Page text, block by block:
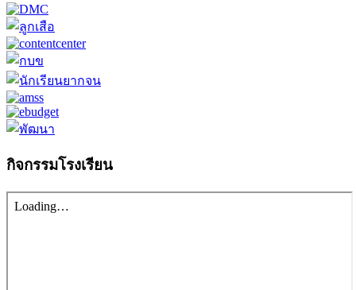
กิจกรรมโรงเรียน